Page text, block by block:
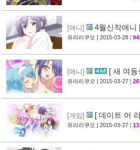
[애니]
4월신작애니
PV 영상 공개 [35]
유라리쿠오 | 2015-03-28 [
[애니]
[ 새 여동
작 결정 + 티저 영상
유라리쿠오 | 2015-03-27 [
[게임]
[ 데이트 어
PV 영상 공개 [36]
유라리쿠오 | 2015-03-27 [